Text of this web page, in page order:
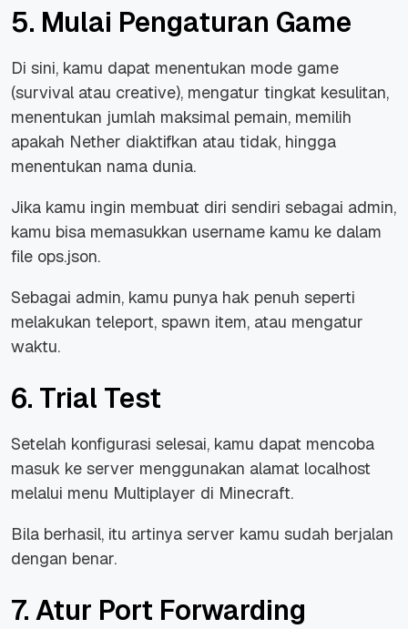
5. Mulai Pengaturan Game
Di sini, kamu dapat menentukan mode game
(survival atau creative), mengatur tingkat kesulitan,
menentukan jumlah maksimal pemain, memilih
apakah Nether diaktifkan atau tidak, hingga
menentukan nama dunia.
Jika kamu ingin membuat diri sendiri sebagai admin,
kamu bisa memasukkan username kamu ke dalam
file ops.json.
Sebagai admin, kamu punya hak penuh seperti
melakukan teleport, spawn item, atau mengatur
waktu.
6. Trial Test
Setelah konfigurasi selesai, kamu dapat mencoba
masuk ke server menggunakan alamat localhost
melalui menu Multiplayer di Minecraft.
Bila berhasil, itu artinya server kamu sudah berjalan
dengan benar.
7. Atur Port Forwarding